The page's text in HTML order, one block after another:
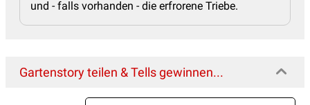
und - falls vorhanden - die erfrorene Triebe.
Gartenstory teilen & Tells gewinnen...